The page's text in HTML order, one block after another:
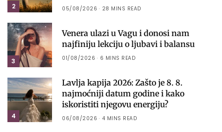
2 05/08/2026 28 MINS READ
3
Venera ulazi u Vagu i donosi nam
najfiniju lekciju o ljubavi i balansu
01/08/2026 6 MINS READ
4
Lavlja kapija 2026: Zašto je 8. 8.
najmoćniji datum godine i kako
iskoristiti njegovu energiju?
06/08/2026 4 MINS READ